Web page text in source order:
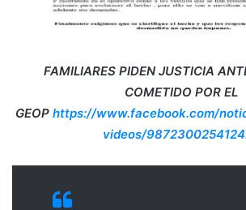
FAMILIARES PIDEN JUSTICIA
COMETIDO POR EL
GEOP https://www.facebook.com/
videos/